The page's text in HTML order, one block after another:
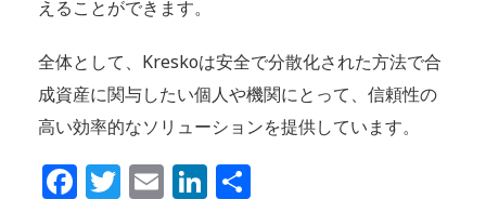
えることができます。
全体として、Kreskoは安全で分散化された方法で合
成資産に関与したい個人や機関にとって、信頼性の
高い効率的なソリューションを提供しています。
Facebook
Twitter
EmailLinkedIn